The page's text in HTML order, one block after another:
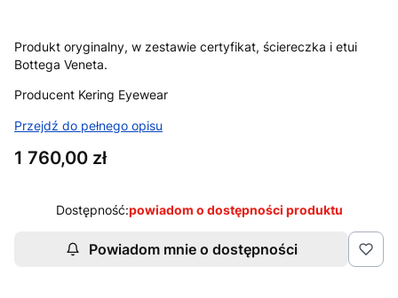
Produkt oryginalny, w zestawie certyfikat, ściereczka i etui
Bottega Veneta.
Producent Kering Eyewear
Przejdź do pełnego opisu
Cena
1 760,00 zł
Dostępność:powiadom o dostępności produktu
Powiadom mnie o dostępności